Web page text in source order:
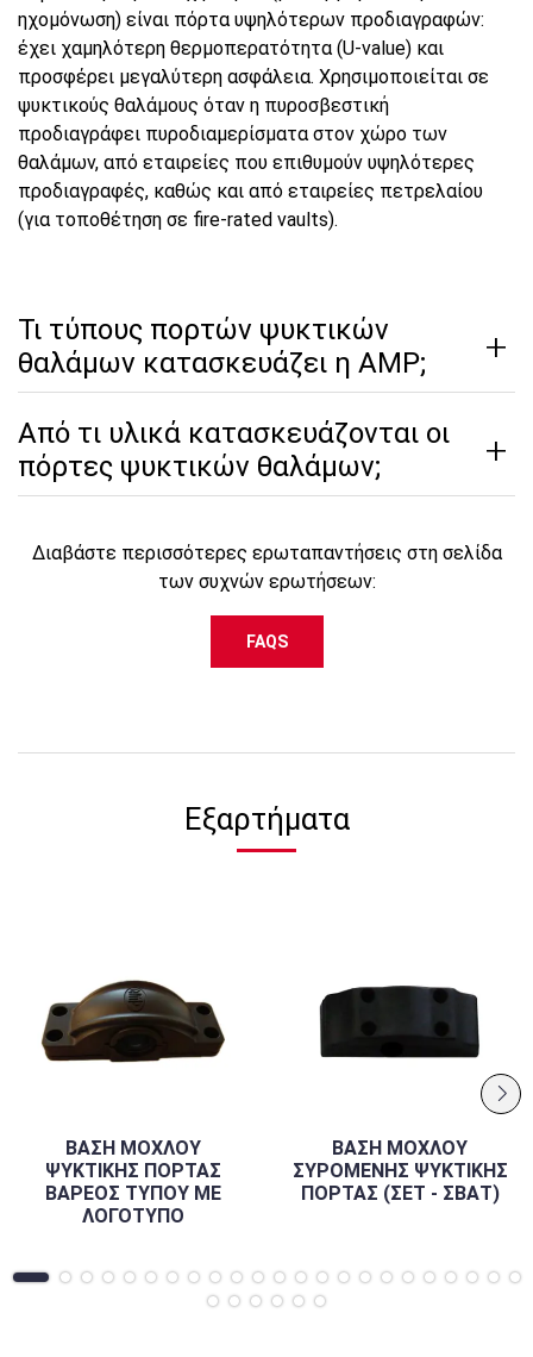
ηχομόνωση) είναι πόρτα υψηλότερων προδιαγραφών:
έχει χαμηλότερη θερμοπερατότητα (U-value) και
προσφέρει μεγαλύτερη ασφάλεια. Χρησιμοποιείται σε
ψυκτικούς θαλάμους όταν η πυροσβεστική
προδιαγράφει πυροδιαμερίσματα στον χώρο των
θαλάμων, από εταιρείες που επιθυμούν υψηλότερες
προδιαγραφές, καθώς και από εταιρείες πετρελαίου
(για τοποθέτηση σε fire-rated vaults).
Τι τύπους πορτών ψυκτικών
θαλάμων κατασκευάζει η AMP;
Από τι υλικά κατασκευάζονται οι
πόρτες ψυκτικών θαλάμων;
Διαβάστε περισσότερες ερωταπαντήσεις στη σελίδα
των συχνών ερωτήσεων:
FAQS
Εξαρτήματα
ΒΑΣΗ ΜΟΧΛΟΥ
ΨΥΚΤΙΚΗΣ ΠΟΡΤΑΣ
ΒΑΡΕΟΣ ΤΥΠΟΥ ΜΕ
ΛΟΓΟΤΥΠΟ
ΒΑΣΗ ΜΟΧΛΟΥ
ΣΥΡΟΜΕΝΗΣ ΨΥΚΤΙΚΗΣ
ΠΟΡΤΑΣ (ΣΕΤ - ΣΒΑΤ)